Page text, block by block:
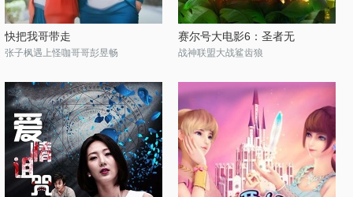
快把我哥带走
张子枫遇上怪咖哥哥彭昱畅
赛尔号大电影6：圣者无
战神联盟大战鲨齿狼